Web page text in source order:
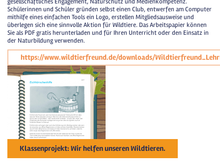
Schülerinnen und Schüler gründen selbst einen Club, entwerfen am Computer
mithilfe eines einfachen Tools ein Logo, erstellen Mitgliedsausweise und
überlegen sich eine sinnvolle Aktion für Wildtiere. Das Arbeitspapier können
Sie als PDF gratis herunterladen und für Ihren Unterricht oder den Einsatz in
der Naturbildung verwenden.
https://www.wildtierfreund.de/downloads/
Klassenprojekt: Wir helfen unseren Wildtieren.